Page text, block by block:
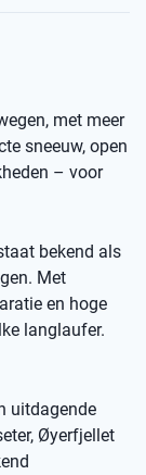
met meer
sneeuw, open
– voor
bekend als
Met
en hoge
langlaufer.
uitdagende
Øyerfjellet